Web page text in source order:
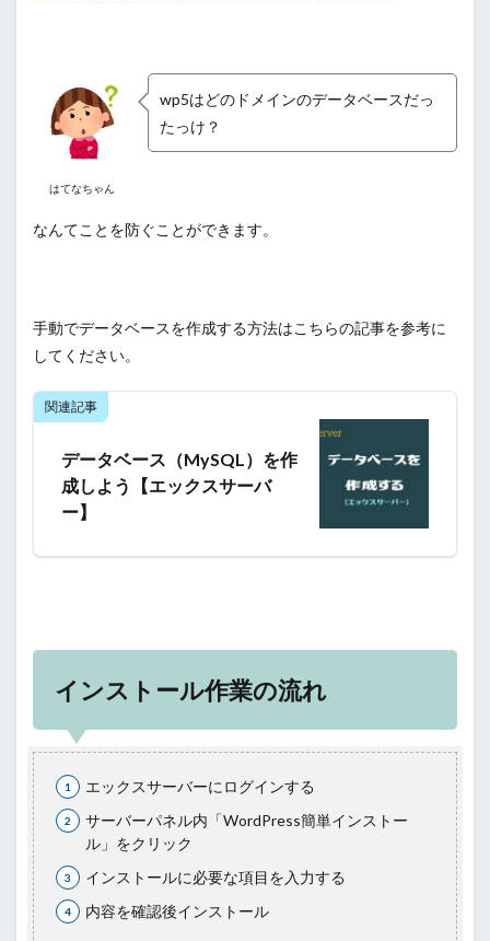
はてなちゃん
wp5はどのドメインのデータベースだっ
たっけ？
なんてことを防ぐことができます。
手動でデータベースを作成する方法はこちらの記事を参考に
してください。
関連記事
データベース（MySQL）を作
成しよう【エックスサーバ
ー】
インストール作業の流れ
エックスサーバーにログインする
サーバーパネル内「WordPress簡単インストー
ル」をクリック
インストールに必要な項目を入力する
内容を確認後インストール